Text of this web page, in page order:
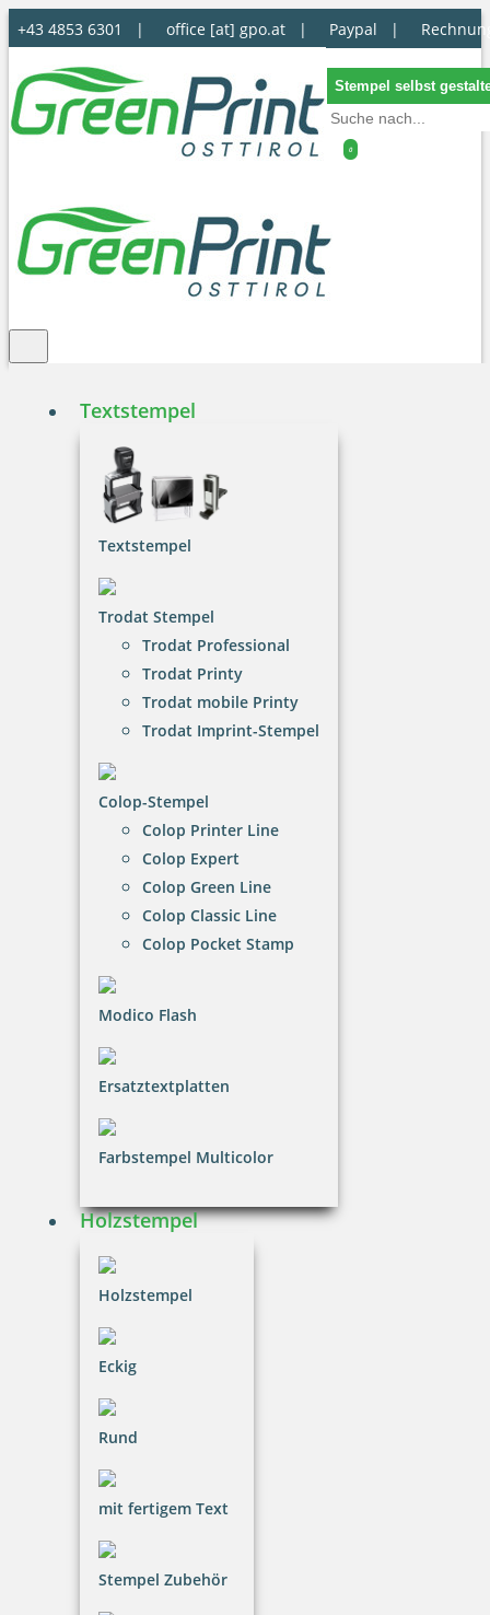
+43 4853 6301 | office [at] gpo.at | Paypal |
Stempel selbst
0
Textstempel
Textstempel
Trodat Stempel
Trodat Professional
Trodat Printy
Trodat mobile Printy
Trodat Imprint-Stempel
Colop-Stempel
Colop Printer Line
Colop Expert
Colop Green Line
Colop Classic Line
Colop Pocket Stamp
Modico Flash
Ersatztextplatten
Farbstempel Multicolor
Holzstempel
Holzstempel
Eckig
Rund
mit fertigem Text
Stempel Zubehör
trodat Motivstempel
Trodat Motivstempel sind eine kreative und
vielseitige Möglichkeit, um Dokumente, Geschenke
oder persönliche Notizen zu verschönern. Diese
Stempel sind in einer Vielzahl von Farben erhältlich,
sodass Sie ganz nach Ihrem Geschmack und Anlass
wählen können. Ob lebendige Farben für fröhliche
Anlässe oder dezente Töne für formelle Dokumente
– die Auswahl ist groß und bietet für jeden etwas.
NACH WUNSCHSTEMPEL FILTERN
45 Artikel in der Kategorie
trodat LITTLE DOTs RECHENRALLY Mal Zahlen Rechenroller
inkl. 20.00 % Mwst.